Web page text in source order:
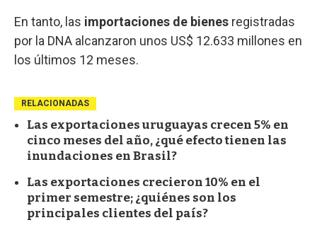
En tanto, las importaciones de bienes registradas
por la DNA alcanzaron unos US$ 12.633 millones en
los últimos 12 meses.
RELACIONADAS
Las exportaciones uruguayas crecen 5% en
cinco meses del año, ¿qué efecto tienen las
inundaciones en Brasil?
Las exportaciones crecieron 10% en el
primer semestre; ¿quiénes son los
principales clientes del país?